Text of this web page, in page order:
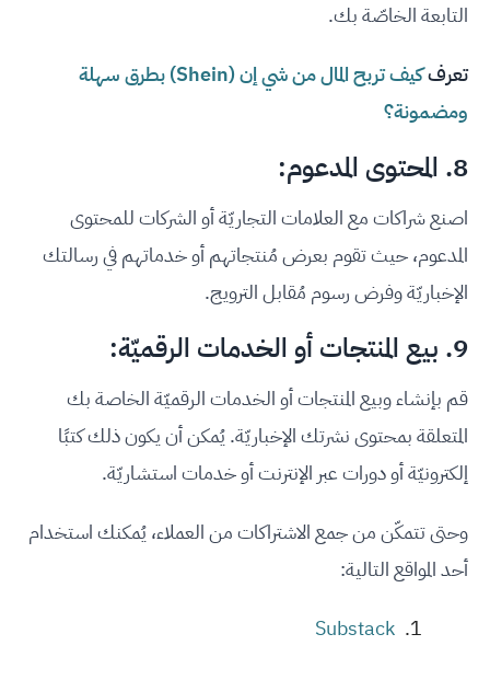
التابعة الخاصّة بك.
تعرف
كيف تربح المال من شي إن (Shein) بطرق سهلة
ومضمونة؟
8. المحتوى المدعوم:
اصنع شراكات مع العلامات التجاريّة أو الشركات للمحتوى
المدعوم، حيث تقوم بعرض مُنتجاتهم أو خدماتهم في رسالتك
الإخباريّة وفرض رسوم مُقابل الترويج.
9. بيع المنتجات أو الخدمات الرقميّة:
قم بإنشاء وبيع المنتجات أو الخدمات الرقميّة الخاصة بك
المتعلقة بمحتوى نشرتك الإخباريّة. يُمكن أن يكون ذلك كتبًا
إلكترونيّة أو دورات عبر الإنترنت أو خدمات استشاريّة.
وحتى تتمكّن من جمع الاشتراكات من العملاء، يُمكنك استخدام
أحد المواقع التالية:
Substack